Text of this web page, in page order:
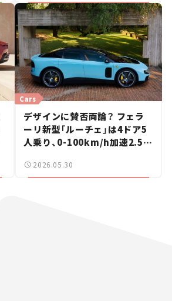
Cars
デザインに賛否両論？ フェラ
ーリ新型「ルーチェ」は4ドア5
人乗り、0-100km/h加速2.5秒
ツカー【新車ニュース】
2026.05.30